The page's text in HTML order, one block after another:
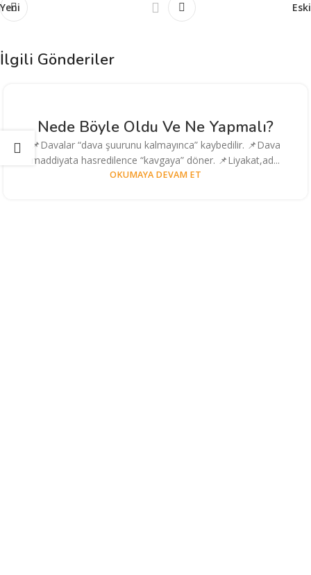
Yeni Eski
İlgili Gönderiler
Nede Böyle Oldu Ve Ne Yapmalı?
📌Davalar “dava şuurunu kalmayınca” kaybedilir. 📌Dava
maddiyata hasredilence “kavgaya” döner. 📌Liyakat,ad...
OKUMAYA DEVAM ET